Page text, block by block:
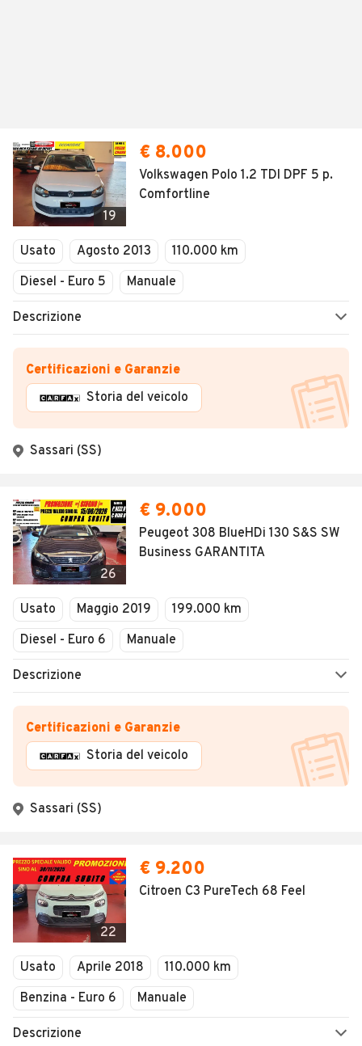
19
€ 8.000
Volkswagen Polo 1.2 TDI DPF 5 p.
Comfortline
Usato Agosto 2013
110.000 km
Diesel - Euro 5
Manuale
Descrizione
Certificazioni e Garanzie
Storia del veicolo
Sassari (SS)
26
€ 9.000
Peugeot 308 BlueHDi 130 S&S SW
Business GARANTITA
Usato Maggio 2019
199.000 km
Diesel - Euro 6
Manuale
Descrizione
Certificazioni e Garanzie
Storia del veicolo
Sassari (SS)
22
€ 9.200
Citroen C3 PureTech 68 Feel
Usato Aprile 2018
110.000 km
Benzina - Euro 6
Manuale
Descrizione